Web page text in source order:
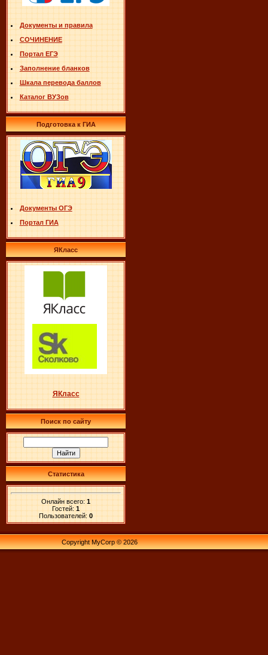
Документы и правила
СОЧИНЕНИЕ
Портал ЕГЭ
Заполнение бланков
Шкала перевода баллов
Каталог ВУЗов
Подготовка к ГИА
Документы ОГЭ
Портал ГИА
ЯКласс
ЯКласс
Поиск по сайту
Статистика
Онлайн всего: 1
Гостей: 1
Пользователей: 0
Copyright MyCorp © 2026